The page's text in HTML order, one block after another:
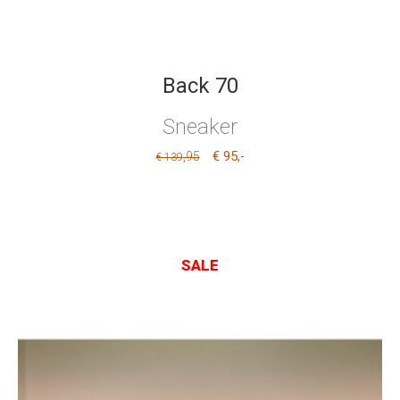
Back 70
Sneaker
€ 139,95 € 95,-
SALE